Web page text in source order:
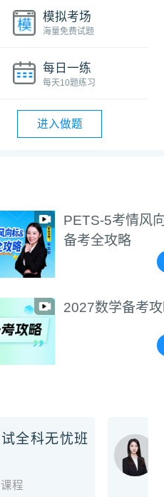
模拟考场
海量免费试题
每日一练
每天10题练习
进入做题
5考情风向标&11月
全攻略
数学备考攻略
全科无忧班
程